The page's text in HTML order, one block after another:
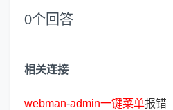
0个回答
相关连接
webman-admin一键菜单报错